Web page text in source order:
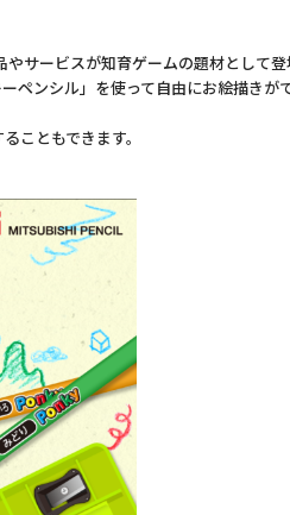
サービスが知育ゲームの題材として登
ンシル」を使って自由にお絵描きが
こともできます。